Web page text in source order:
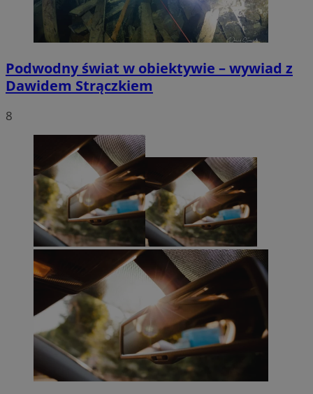
Podwodny świat w obiektywie – wywiad z
Dawidem Strączkiem
8